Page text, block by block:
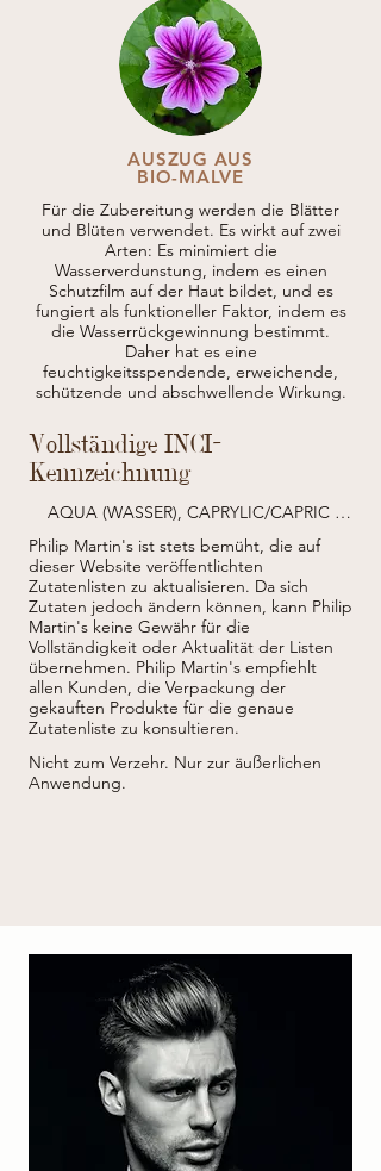
AUSZUG AUS
BIO-MALVE
Für die Zubereitung werden die Blätter
und Blüten verwendet. Es wirkt auf zwei
Arten: Es minimiert die
Wasserverdunstung, indem es einen
Schutzfilm auf der Haut bildet, und es
fungiert als funktioneller Faktor, indem es
die Wasserrückgewinnung bestimmt.
Daher hat es eine
feuchtigkeitsspendende, erweichende,
schützende und abschwellende Wirkung.
Vollständige INCI-
Kennzeichnung
AQUA (WASSER), CAPRYLIC/CAPRIC
BIENENWACHS, CERA ALBA
(BIENENWACHS), ACRYLATES
CROSSPOLYMER-3, CETEARETH-20,
CETEARYLALKOHOL, GLYCERYLSTEARAT,
PEG-100 STEARAT, DIMETHICONE, OLUS
OIL (PFLANZENÖL), CRAMBE ABYSSINICA
SAMENÖL, ROSMARINUS OFFICINALIS
(ROSMARIN) BLATTEXTRAKT, HELIANTHUS
ANNUUS (SONNENBLUMEN) SAMENÖL,
CARBOMER, AMINOMETHYLPROPANOL,
ETHYLHEXYLGLYCERIN,
PHENOXYETHANOL, LIMONEN,
CITRONELLOL, HYDROXYCITRONELLAL,
LINALOOL, EVERNIA FURFURACEA
Philip Martin's ist stets bemüht, die auf
dieser Website veröffentlichten
Zutatenlisten zu aktualisieren. Da sich
Zutaten jedoch ändern können, kann Philip
Martin's keine Gewähr für die
Vollständigkeit oder Aktualität der Listen
übernehmen. Philip Martin's empfiehlt
allen Kunden, die Verpackung der
gekauften Produkte für die genaue
Zutatenliste zu konsultieren.
Nicht zum Verzehr. Nur zur äußerlichen
Anwendung.